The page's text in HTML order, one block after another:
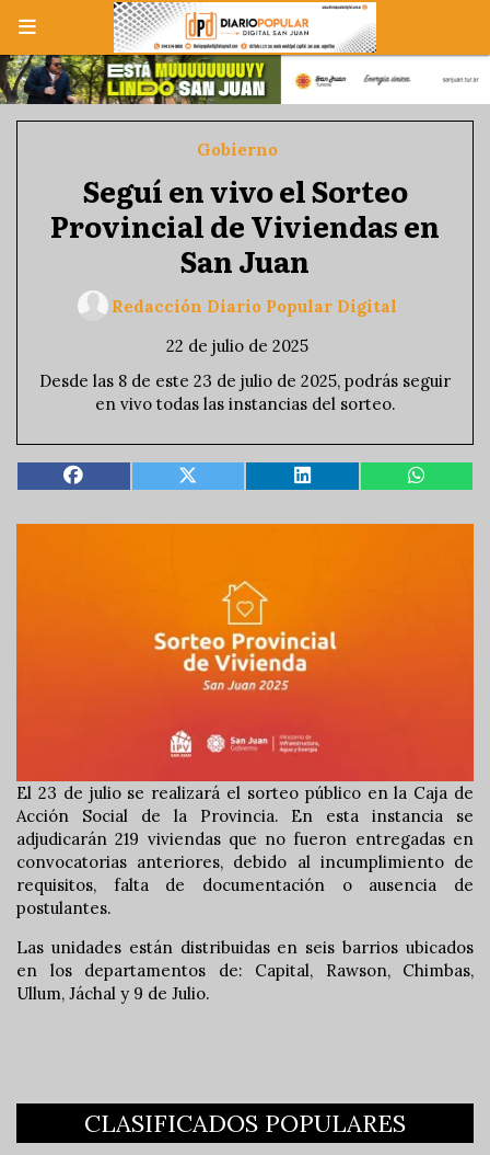
Seguí en vivo el Sorteo
Provincial de Viviendas en
San Juan
Desde las 8 de este 23 de julio de 2025, podrás seguir
en vivo todas las instancias del sorteo.
Gobierno
22 de julio de 2025
Redacción Diario Popular Digital
El 23 de julio se realizará el sorteo público en la Caja de
Acción Social de la Provincia. En esta instancia se
adjudicarán 219 viviendas que no fueron entregadas en
convocatorias anteriores, debido al incumplimiento de
requisitos, falta de documentación o ausencia de
postulantes.
Las unidades están distribuidas en seis barrios ubicados
en los departamentos de: Capital, Rawson, Chimbas,
Ullum, Jáchal y 9 de Julio.
CLASIFICADOS POPULARES